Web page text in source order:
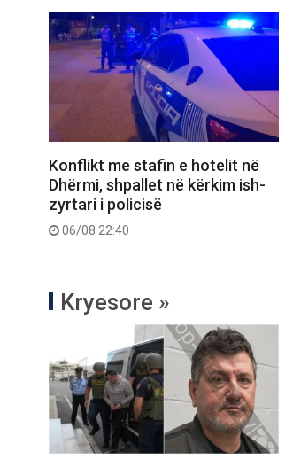
Konflikt me stafin e hotelit në
Dhërmi, shpallet në kërkim ish-
zyrtari i policisë
06/08 22:40
Kryesore »